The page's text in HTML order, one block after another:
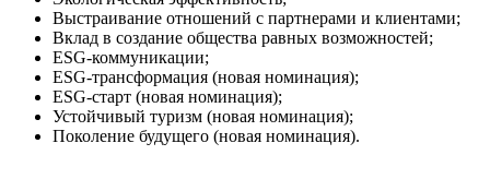
Выстраивание отношений с партнерами и клиентами;
Вклад в создание общества равных возможностей;
ESG-коммуникации;
ESG-трансформация (новая номинация);
ESG-старт (новая номинация);
Устойчивый туризм (новая номинация);
Поколение будущего (новая номинация).